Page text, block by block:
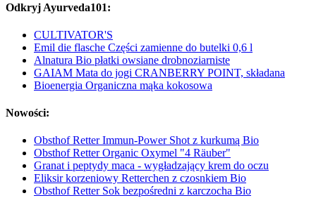
Odkryj Ayurveda101:
CULTIVATOR'S
Emil die flasche Części zamienne do butelki 0,6 l
Alnatura Bio płatki owsiane drobnoziarniste
GAIAM Mata do jogi CRANBERRY POINT, składana
Bioenergia Organiczna mąka kokosowa
Nowości:
Obsthof Retter Immun-Power Shot z kurkumą Bio
Obsthof Retter Organic Oxymel "4 Räuber"
Granat i peptydy maca - wygładzający krem do oczu
Eliksir korzeniowy Retterchen z czosnkiem Bio
Obsthof Retter Sok bezpośredni z karczocha Bio